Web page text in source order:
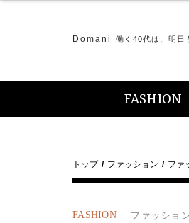
Domani 働く40代は、明日
FASHION
トップ ファッション ファ
FASHION ファッショ